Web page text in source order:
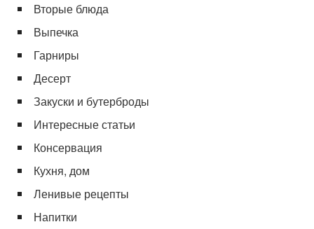
Вторые блюда
Выпечка
Гарниры
Десерт
Закуски и бутерброды
Интересные статьи
Консервация
Кухня, дом
Ленивые рецепты
Напитки